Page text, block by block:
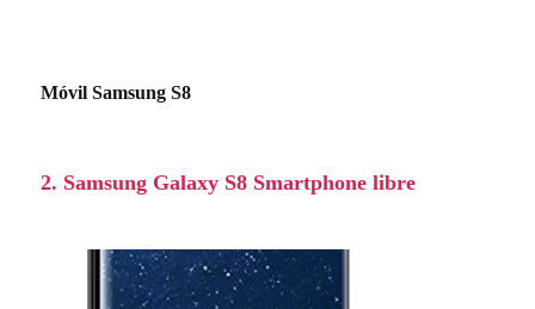
Móvil Samsung S8
2. Samsung Galaxy S8 Smartphone libre